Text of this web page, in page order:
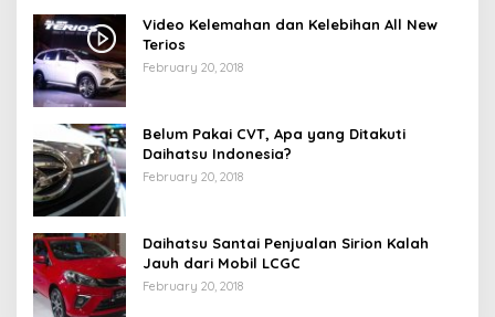
Video Kelemahan dan Kelebihan All New
Terios
February 20, 2018
Belum Pakai CVT, Apa yang Ditakuti
Daihatsu Indonesia?
February 20, 2018
Daihatsu Santai Penjualan Sirion Kalah
Jauh dari Mobil LCGC
February 20, 2018